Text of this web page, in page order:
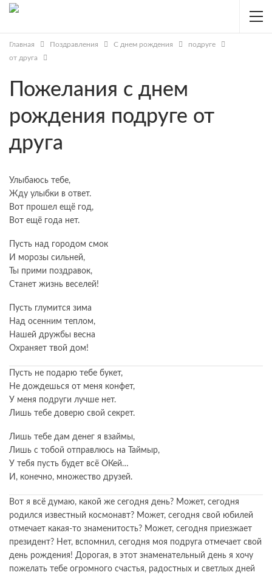
Главная Поздравления С днем рождения
подруге
от друга
Пожелания с днем
рождения подруге от
друга
Улыбаюсь тебе,
Жду улыбки в ответ.
Вот прошел ещё год,
Вот ещё года нет.
Пусть над городом смок
И морозы сильней,
Ты прими поздравок,
Станет жизнь веселей!
Пусть глумится зима
Над осенним теплом,
Нашей дружбы весна
Охраняет твой дом!
Пусть не подарю тебе букет,
Не дождешься от меня конфет,
У меня подруги лучше нет.
Лишь тебе доверю свой секрет.
Лишь тебе дам денег я взаймы,
Лишь с тобой отправлюсь на Таймыр,
У тебя пусть будет всё ОКей…
И, конечно, множество друзей.
Вот я всё думаю, какой же сегодня день? Может, сегодня
родился известный космонавт? Может, сегодня свой юбилей
отмечает какая-то знаменитость? Может, сегодня приезжает
президент? Нет, вспомнил, сегодня моя подруга отмечает свой
день рождения! Дорогая, в этот знаменательный день я хочу
пожелать тебе огромного счастья, радостных и светлых дней